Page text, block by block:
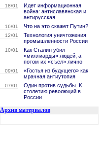
18/01
Идет информационная
война: антиславянская и
антирусская
16/01 Что на это скажет Путин?
12/01
Технология уничтожения
промышленности России
10/01
Как Сталин убил
«миллиарды» людей, а
потом их «съел» лично
09/01
«Гостья из будущего» как
мрачная антиутопия
07/01
Один против судьбы. К
столетию революций в
России
Архив материалов